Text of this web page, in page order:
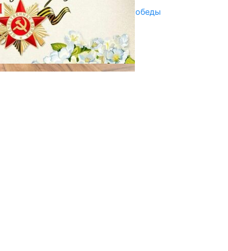
Награды в преддверии Дня Победы
29.04.2025